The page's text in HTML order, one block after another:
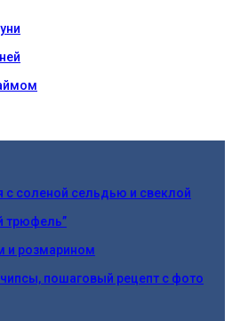
с соленой сельдью и свеклой
трюфель”
и розмарином
пошаговый рецепт с фото